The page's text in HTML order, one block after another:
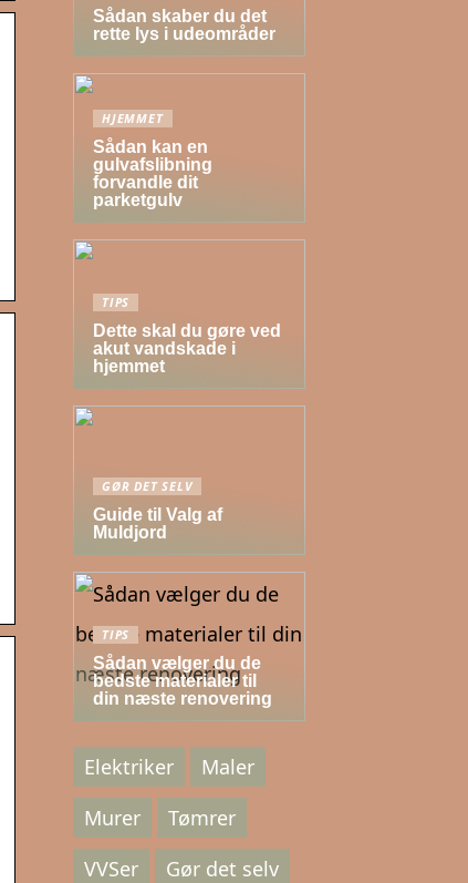
Sådan skaber du det
rette lys i udeområder
HJEMMET
Sådan kan en
gulvafslibning
forvandle dit
parketgulv
TIPS
Dette skal du gøre ved
akut vandskade i
hjemmet
GØR DET SELV
Guide til Valg af
Muldjord
TIPS
Sådan vælger du de
bedste materialer til
din næste renovering
Elektriker
Maler
Murer
Tømrer
VVSer
Gør det selv